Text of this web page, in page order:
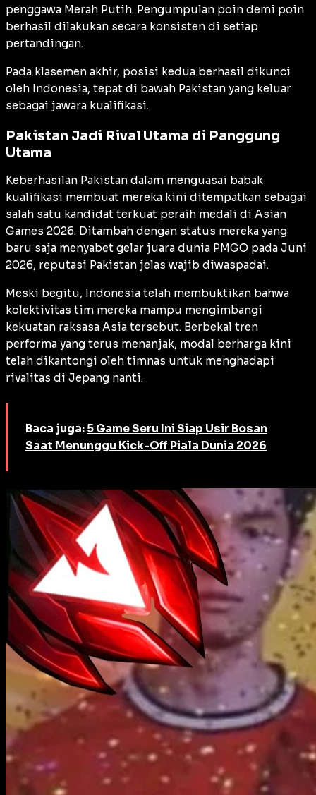
penggawa Merah Putih. Pengumpulan poin demi poin
berhasil dilakukan secara konsisten di setiap
pertandingan.
Pada klasemen akhir, posisi kedua berhasil dikunci
oleh Indonesia, tepat di bawah Pakistan yang keluar
sebagai jawara kualifikasi.
Pakistan Jadi Rival Utama di Panggung
Utama
Keberhasilan Pakistan dalam menguasai babak
kualifikasi membuat mereka kini ditempatkan sebagai
salah satu kandidat terkuat peraih medali di Asian
Games 2026. Ditambah dengan status mereka yang
baru saja menyabet gelar juara dunia PMGO pada Juni
2026, reputasi Pakistan jelas wajib diwaspadai.
Meski begitu, Indonesia telah membuktikan bahwa
kolektivitas tim mereka mampu mengimbangi
kekuatan raksasa Asia tersebut. Berbekal tren
performa yang terus menanjak, modal berharga kini
telah dikantongi oleh timnas untuk menghadapi
rivalitas di Jepang nanti.
Baca juga: 5 Game Seru Ini Siap Usir Bosan
Saat Menunggu Kick-Off Piala Dunia 2026